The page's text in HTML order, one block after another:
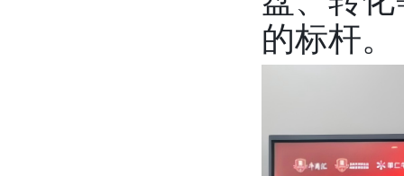
的标杆。